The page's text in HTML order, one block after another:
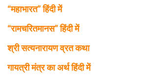
“महाभारत” हिंदी में
“रामचरितमानस” हिंदी में
श्री सत्यनारायण व्रत कथा
गायत्री मंत्र का अर्थ हिंदी में